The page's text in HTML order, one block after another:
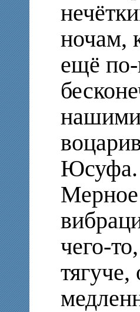
ночам,
ещё по-
Юсуфа.
чего-
тягуче,